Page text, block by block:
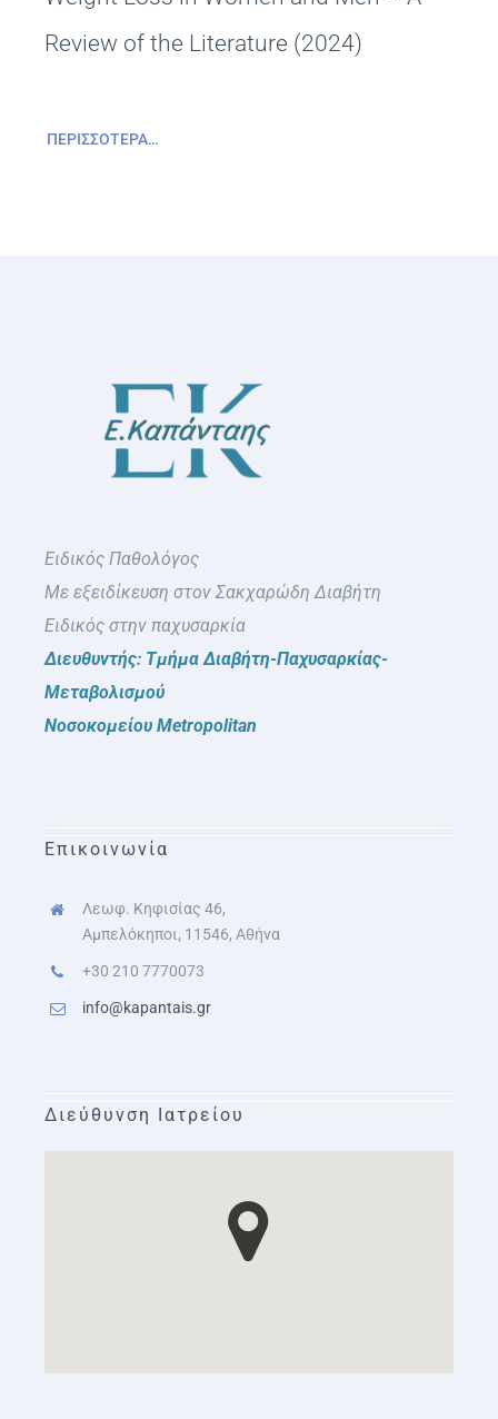
Review of the Literature (2024)
ΠΕΡΙΣΣΌΤΕΡΑ…
Ειδικός Παθολόγος
Με εξειδίκευση στον Σακχαρώδη Διαβήτη
Ειδικός στην παχυσαρκία
Διευθυντής: Τμήμα Διαβήτη-Παχυσαρκίας-
Μεταβολισμού
Νοσοκομείου Metropolitan
Επικοινωνία
Λεωφ. Κηφισίας 46,
Αμπελόκηποι, 11546, Αθήνα
+30 210 7770073
info@kapantais.gr
Διεύθυνση Ιατρείου